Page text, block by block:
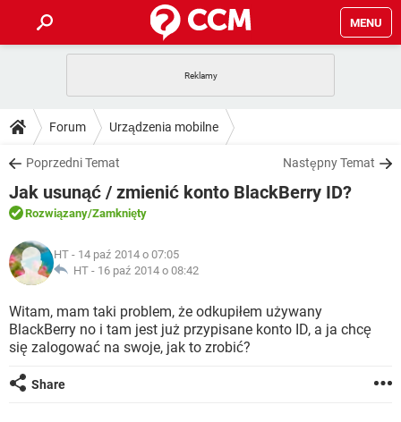
MENU
GRY WHATSAPP
SPOTIFY
INSTAGRAM FACEBOOK
WINDOWS 10
PORADY
PlayStation TIKTOK
SPOTIFY
INSTAGRAM
WINDOWS 10
DO POBRANIA
ANDROID TIKTOK
GRY
IOS
INSTAGRAM
WINDOWS 10
FORUM
COVID-19
GRY
INSTAGRAM FACEBOOK
ARTYKUŁY
COVID-19
GRY WHATSAPP
SPOTIFY NETFLIX
INSTAGRAM
Forum Urządzenia mobilne
Poprzedni Temat Następny Temat
Jak usunąć / zmienić konto BlackBerry ID?
Rozwiązany/Zamknięty
HT - 14 paź 2014 o 07:05
HT - 16 paź 2014 o 08:42
Witam, mam taki problem, że odkupiłem używany
BlackBerry no i tam jest już przypisane konto ID, a ja chcę
się zalogować na swoje, jak to zrobić?
Share